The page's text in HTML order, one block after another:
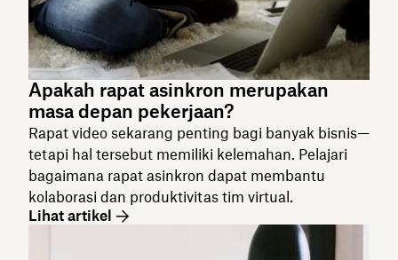
Apakah rapat asinkron merupakan
masa depan pekerjaan?
Rapat video sekarang penting bagi banyak bisnis—
tetapi hal tersebut memiliki kelemahan. Pelajari
bagaimana rapat asinkron dapat membantu
kolaborasi dan produktivitas tim virtual.
Lihat artikel